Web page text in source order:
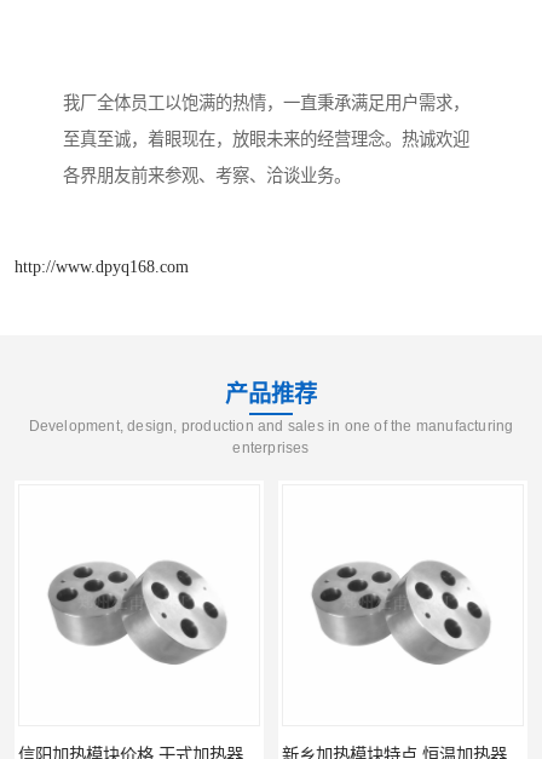
我厂全体员工以饱满的热情，一直秉承满足用户需求，
至真至诚，着眼现在，放眼未来的经营理念。热诚欢迎
各界朋友前来参观、考察、洽谈业务。
http://www.dpyq168.com
产品推荐
Development, design, production and sales in one of the manufacturing
enterprises
信阳加热模块价格 干式加热器 信誉好 新乡加热模块特点 恒温加热器 杜甫仪器